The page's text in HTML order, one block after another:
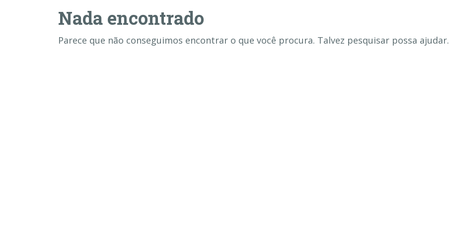
Nada encontrado
Parece que não conseguimos encontrar o que você procura. Talvez pesquisar possa ajudar.